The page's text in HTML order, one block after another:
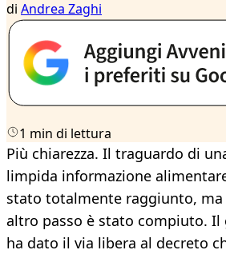
di Andrea Zaghi
1 min di lettura
Più chiarezza. Il traguardo di
limpida informazione
stato totalmente raggiunto,
altro passo è stato compiuto.
ha dato il via libera al decreto